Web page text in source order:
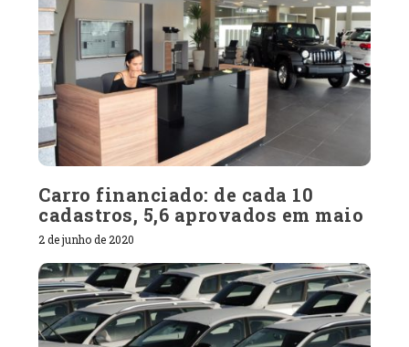
Carro financiado: de cada 10
cadastros, 5,6 aprovados em maio
2 de junho de 2020